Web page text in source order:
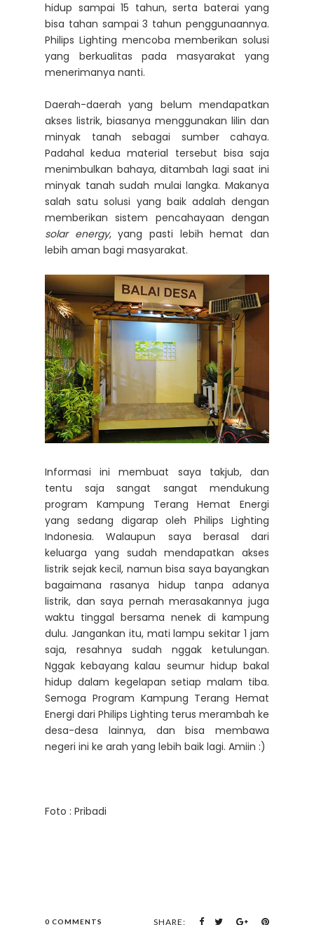
hidup sampai 15 tahun, serta baterai yang
bisa tahan sampai 3 tahun penggunaannya.
Philips Lighting mencoba memberikan solusi
yang berkualitas pada masyarakat yang
menerimanya nanti.
Daerah-daerah yang belum mendapatkan
akses listrik, biasanya menggunakan lilin dan
minyak tanah sebagai sumber cahaya.
Padahal kedua material tersebut bisa saja
menimbulkan bahaya, ditambah lagi saat ini
minyak tanah sudah mulai langka. Makanya
salah satu solusi yang baik adalah dengan
memberikan sistem pencahayaan dengan
solar energy, yang pasti lebih hemat dan
lebih aman bagi masyarakat.
Informasi ini membuat saya takjub, dan
tentu saja sangat sangat mendukung
program Kampung Terang Hemat Energi
yang sedang digarap oleh Philips Lighting
Indonesia. Walaupun saya berasal dari
keluarga yang sudah mendapatkan akses
listrik sejak kecil, namun bisa saya bayangkan
bagaimana rasanya hidup tanpa adanya
listrik, dan saya pernah merasakannya juga
waktu tinggal bersama nenek di kampung
dulu. Jangankan itu, mati lampu sekitar 1 jam
saja, resahnya sudah nggak ketulungan.
Nggak kebayang kalau seumur hidup bakal
hidup dalam kegelapan setiap malam tiba.
Semoga Program Kampung Terang Hemat
Energi dari Philips Lighting terus merambah ke
desa-desa lainnya, dan bisa membawa
negeri ini ke arah yang lebih baik lagi. Amiin :)
Foto : Pribadi
0 COMMENTS SHARE: